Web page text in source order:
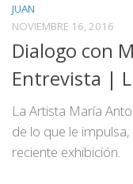
JUAN
NOVIEMBRE 16, 2016
Dialogo con
Entrevista |
La Artista María
de lo que le
reciente exhibición.